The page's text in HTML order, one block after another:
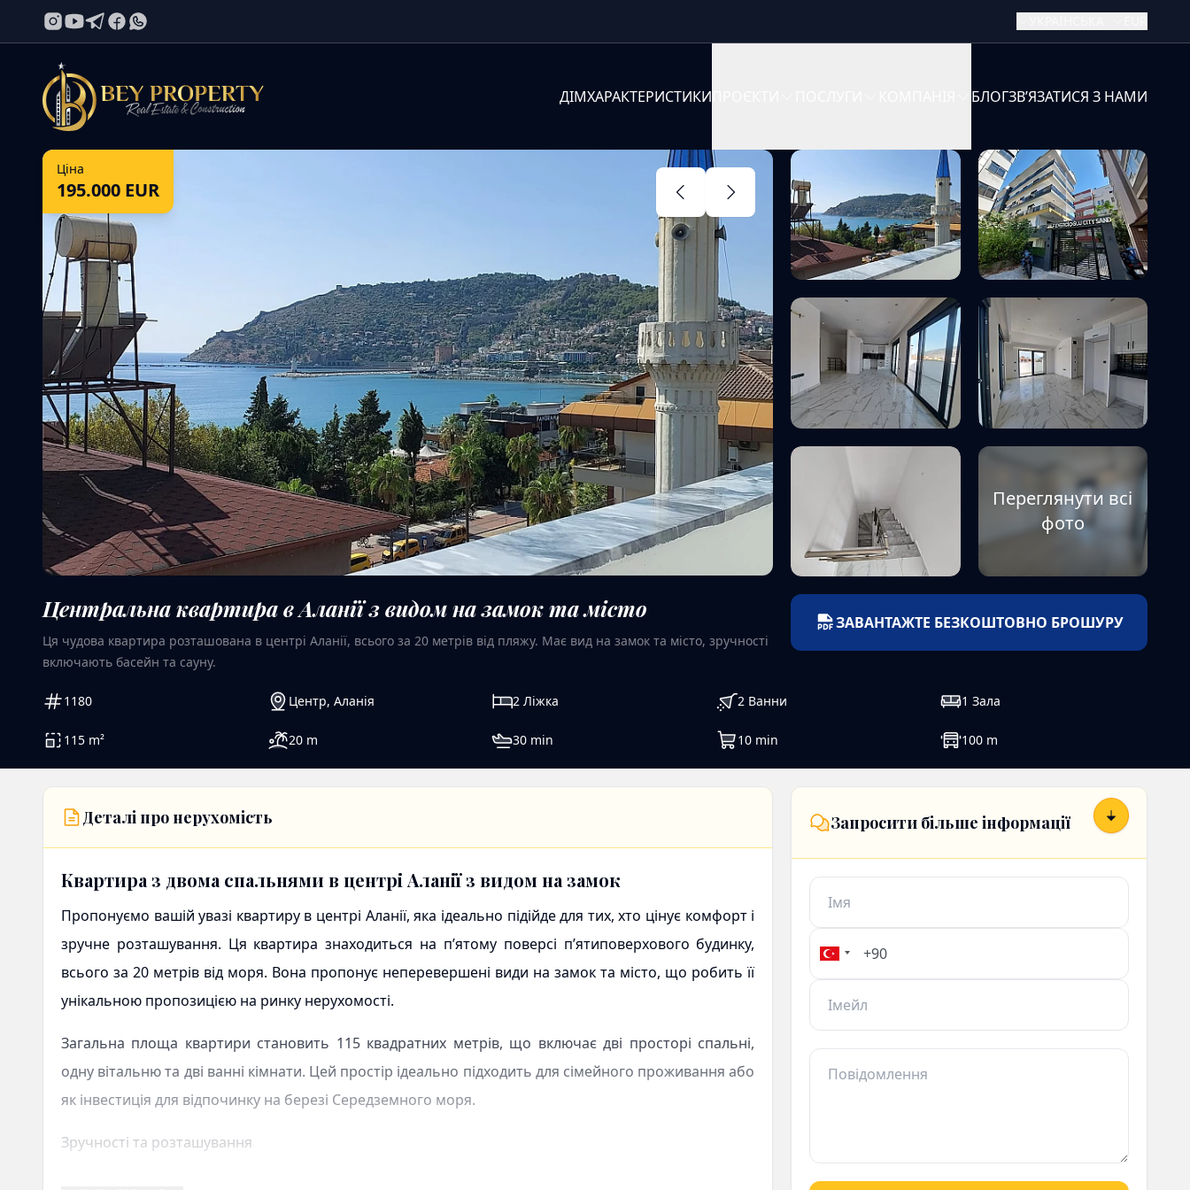
ДІМХАРАКТЕРИСТИКИ БЛОГЗВʼЯЗАТИСЯ З НАМИ
Ціна
195.000 EUR
Переглянути всі
фото
Центральна квартира в Аланії з видом на замок та місто
Ця чудова квартира розташована в центрі Аланії, всього за 20 метрів від пляжу. Має вид на замок та місто, зручності
включають басейн та сауну.
ЗАВАНТАЖТЕ БЕЗКОШТОВНО БРОШУРУ
1180 Центр, Аланія 2 Ліжка 2 Ванни 1 Зала
115 m² 20 m 30 min 10 min 100 m
Деталі про нерухомість
Квартира з двома спальнями в центрі Аланії з видом на замок
Пропонуємо вашій увазі квартиру в центрі Аланії, яка ідеально підійде для тих, хто цінує комфорт і
зручне розташування. Ця квартира знаходиться на п’ятому поверсі п’ятиповерхового будинку,
всього за 20 метрів від моря. Вона пропонує неперевершені види на замок та місто, що робить її
унікальною пропозицією на ринку нерухомості.
Загальна площа квартири становить 115 квадратних метрів, що включає дві просторі спальні,
одну вітальню та дві ванні кімнати. Цей простір ідеально підходить для сімейного проживання або
як інвестиція для відпочинку на березі Середземного моря.
Зручності та розташування
Запросити більше інформації